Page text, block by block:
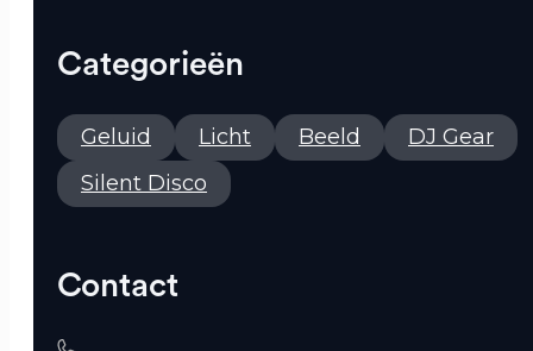
Categorieën
Geluid Licht Beeld
DJ Gear
Silent Disco
Contact